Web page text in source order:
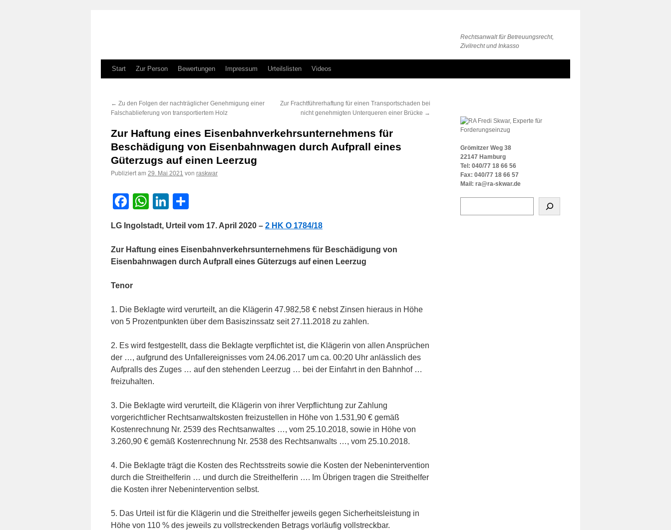
Rechtsanwalt für Betreuungsrecht,
Zivilrecht und Inkasso
Zum
springen
Start Zur Person Bewertungen Impressum Urteilslisten Videos
← Zu den Folgen der nachträglicher Genehmigung einer
Falschablieferung von transportiertem Holz
Zur Frachtführerhaftung für einen Transportschaden bei
nicht genehmigten Unterqueren einer Brücke →
Zur Haftung eines Eisenbahnverkehrsunternehmens für
Beschädigung von Eisenbahnwagen durch Aufprall eines
Güterzugs auf einen Leerzug
Publiziert am 29. Mai 2021 von raskwar
Facebook
WhatsApp
LinkedIn
LG Ingolstadt, Urteil vom 17. April 2020 – 2 HK O 1784/18
Zur Haftung eines Eisenbahnverkehrsunternehmens für Beschädigung von
Eisenbahnwagen durch Aufprall eines Güterzugs auf einen Leerzug
Tenor
1. Die Beklagte wird verurteilt, an die Klägerin 47.982,58 € nebst Zinsen hieraus in Höhe
von 5 Prozentpunkten über dem Basiszinssatz seit 27.11.2018 zu zahlen.
2. Es wird festgestellt, dass die Beklagte verpflichtet ist, die Klägerin von allen Ansprüchen
der …, aufgrund des Unfallereignisses vom 24.06.2017 um ca. 00:20 Uhr anlässlich des
Aufpralls des Zuges … auf den stehenden Leerzug … bei der Einfahrt in den Bahnhof …
freizuhalten.
3. Die Beklagte wird verurteilt, die Klägerin von ihrer Verpflichtung zur Zahlung
vorgerichtlicher Rechtsanwaltskosten freizustellen in Höhe von 1.531,90 € gemäß
Kostenrechnung Nr. 2539 des Rechtsanwaltes …, vom 25.10.2018, sowie in Höhe von
3.260,90 € gemäß Kostenrechnung Nr. 2538 des Rechtsanwalts …, vom 25.10.2018.
4. Die Beklagte trägt die Kosten des Rechtsstreits sowie die Kosten der Nebenintervention
durch die Streithelferin … und durch die Streithelferin …. Im Übrigen tragen die Streithelfer
die Kosten ihrer Nebenintervention selbst.
5. Das Urteil ist für die Klägerin und die Streithelfer jeweils gegen Sicherheitsleistung in
Höhe von 110 % des jeweils zu vollstreckenden Betrags vorläufig vollstreckbar.
Grömitzer Weg 38
22147 Hamburg
Tel: 040/77 18 66 56
Fax: 040/77 18 66 57
Mail: ra@ra-skwar.de